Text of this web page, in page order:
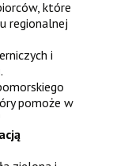
które
regionalnej
i
pomoże w